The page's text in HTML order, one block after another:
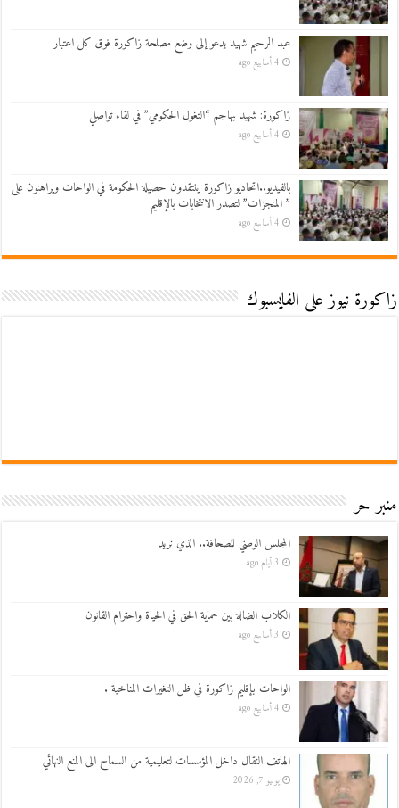
عبد الرحيم شهيد يدعو إلى وضع مصلحة زاكورة فوق كل اعتبار
4 أسابيع ago
زاكورة: شهيد يهاجم “التغول الحكومي” في لقاء تواصلي
4 أسابيع ago
بالفيديو..اتحاديو زاكورة ينتقدون حصيلة الحكومة في الواحات ويراهنون على
” المنجزات” لتصدر الانتخابات بالإقليم
4 أسابيع ago
زاكورة نيوز على الفايسبوك
منبر حر
المجلس الوطني للصحافة.. الذي نريد
3 أيام ago
الكلاب الضالة بين حماية الحق في الحياة واحترام القانون
3 أسابيع ago
الواحات بإقليم زاكورة في ظل التغيرات المناخية .
4 أسابيع ago
الهاتف النقال داخل المؤسسات لتعليمية من السماح الى المنع النهائي
يونيو 7, 2026